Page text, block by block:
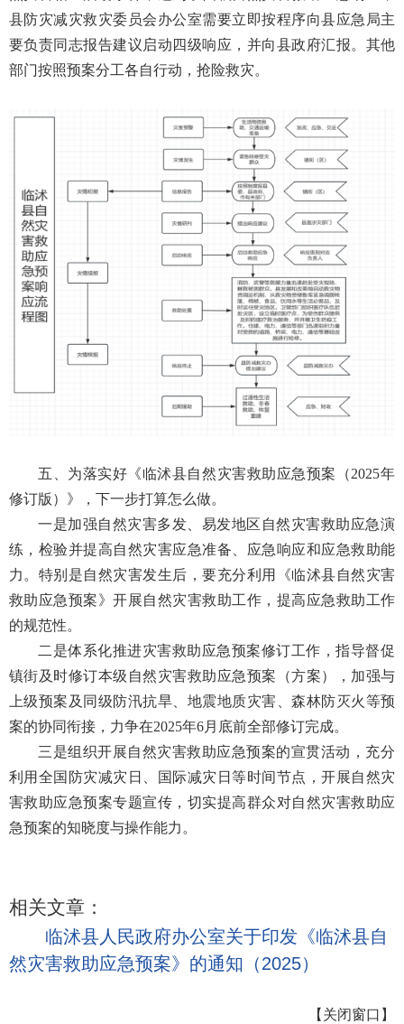
县防灾减灾救灾委员会办公室需要立即按程序向县应急局主
要负责同志报告建议启动四级响应，并向县政府汇报。其他
部门按照预案分工各自行动，抢险救灾。
五、为落实好《临沭县自然灾害救助应急预案（2025年
修订版）》，下一步打算怎么做。
一是加强自然灾害多发、易发地区自然灾害救助应急演
练，检验并提高自然灾害应急准备、应急响应和应急救助能
力。特别是自然灾害发生后，要充分利用《临沭县自然灾害
救助应急预案》开展自然灾害救助工作，提高应急救助工作
的规范性。
二是体系化推进灾害救助应急预案修订工作，指导督促
镇街及时修订本级自然灾害救助应急预案（方案），加强与
上级预案及同级防汛抗旱、地震地质灾害、森林防灭火等预
案的协同衔接，力争在2025年6月底前全部修订完成。
三是组织开展自然灾害救助应急预案的宣贯活动，充分
利用全国防灾减灾日、国际减灾日等时间节点，开展自然灾
害救助应急预案专题宣传，切实提高群众对自然灾害救助应
急预案的知晓度与操作能力。
相关文章：
临沭县人民政府办公室关于印发《临沭县自
然灾害救助应急预案》的通知（2025）
【 关闭窗口 】